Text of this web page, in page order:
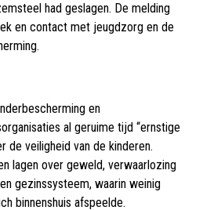
had geslagen. De melding
en contact met jeugdzorg en de
en
al geruime tijd “ernstige
de veiligheid van de kinderen.
lagen over geweld, verwaarlozing
gezinssysteem, waarin weinig
binnenshuis afspeelde.